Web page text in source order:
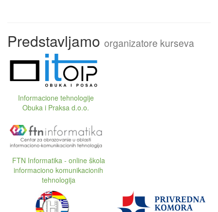
Predstavljamo organizatore kurseva
Informacione tehnologije
Obuka i Praksa d.o.o.
FTN Informatika - online škola
informaciono komunikacionih
tehnologija